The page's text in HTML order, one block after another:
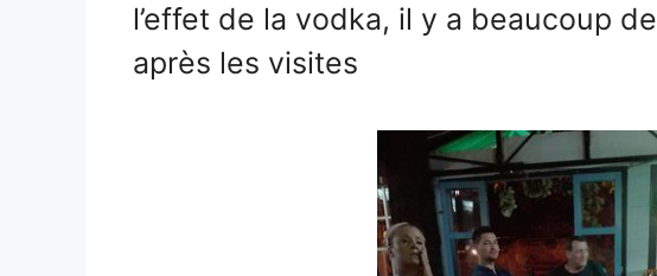
l’effet de la vodka, il y a beaucoup de
après les visites